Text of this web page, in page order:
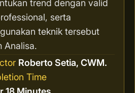
trend dengan valid
serta
teknik tersebut
Analisa.
Roberto Setia, CWM.
Time